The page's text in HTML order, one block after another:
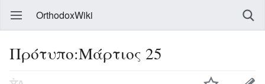
OrthodoxWiki
Πρότυπο:Μάρτιος 25